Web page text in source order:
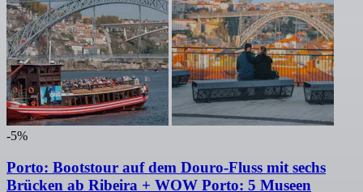
-5%
Porto: Bootstour auf dem Douro-Fluss mit sechs
Brücken ab Ribeira + WOW Porto: 5 Museen